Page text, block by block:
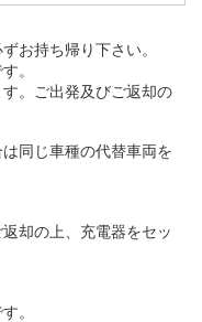
お持ち帰り下さい。
。
。ご出発及びご返却の
同じ車種の代替車両を
却の上、充電器をセッ
。